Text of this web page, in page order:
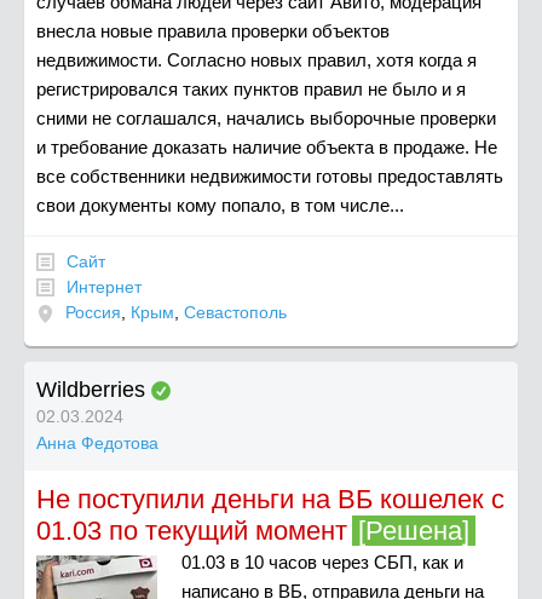
внесла новые правила проверки объектов
недвижимости. Согласно новых правил, хотя когда я
регистрировался таких пунктов правил не было и я
сними не соглашался, начались выборочные проверки
и требование доказать наличие объекта в продаже. Не
все собственники недвижимости готовы предоставлять
свои документы кому попало, в том числе...
Сайт
Интернет
Россия, Крым, Севастополь
Wildberries
02.03.2024
Анна Федотова
Не поступили деньги на ВБ кошелек с
01.03 по текущий момент [Решена]
01.03 в 10 часов через СБП, как и
написано в ВБ, отправила деньги на